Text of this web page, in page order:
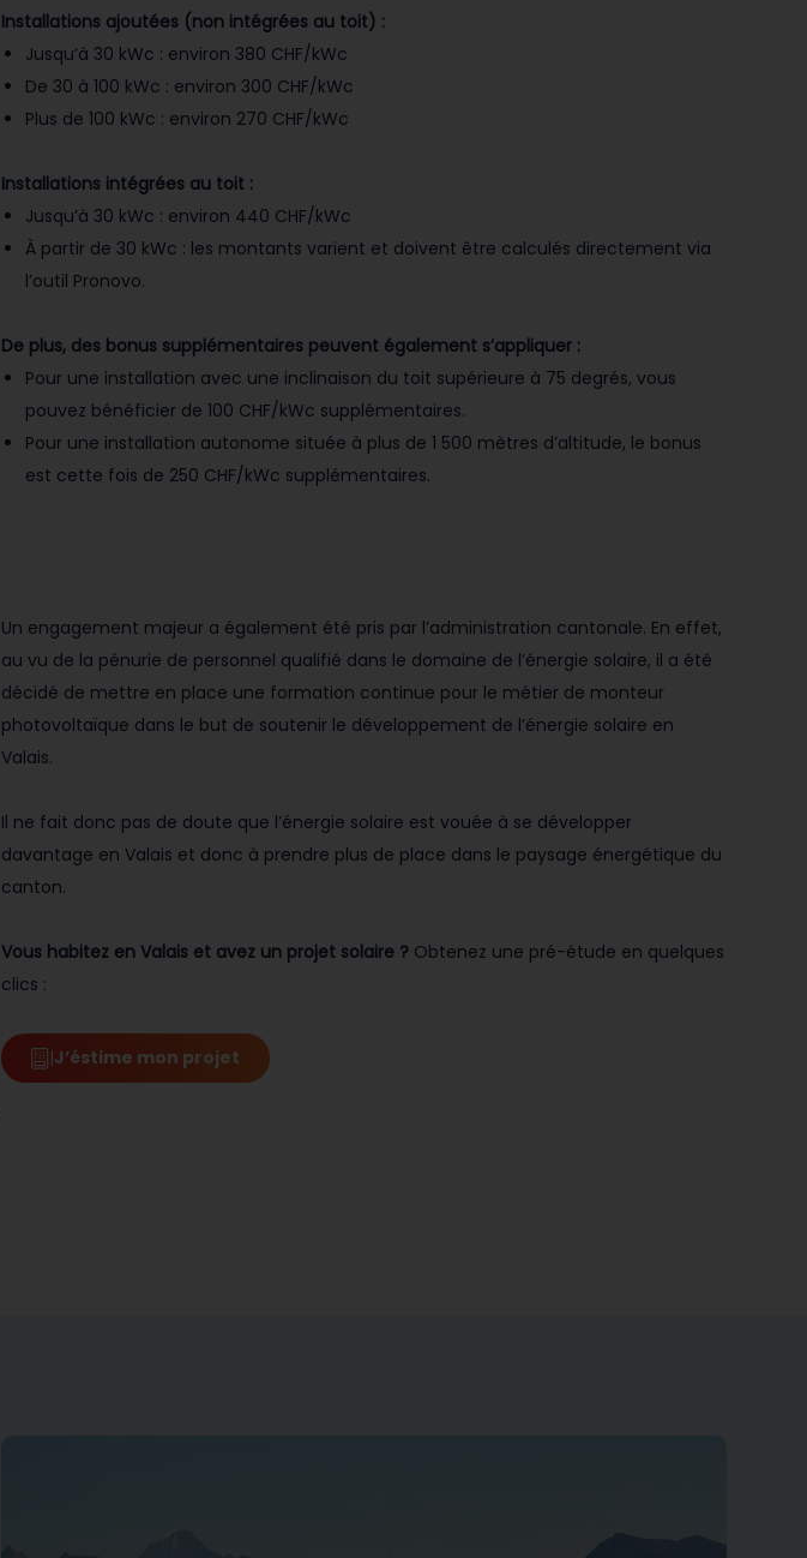
Installations ajoutées (non intégrées au toit) :
Jusqu’à 30 kWc : environ 380 CHF/kWc
De 30 à 100 kWc : environ 300 CHF/kWc
Plus de 100 kWc : environ 270 CHF/kWc
Installations intégrées au toit :
Jusqu’à 30 kWc : environ 440 CHF/kWc
À partir de 30 kWc : les montants varient et doivent être calculés directement via
l’outil Pronovo.
De plus, des bonus supplémentaires peuvent également s’appliquer :
Pour une installation avec une inclinaison du toit supérieure à 75 degrés, vous
pouvez bénéficier de 100 CHF/kWc supplémentaires.
Pour une installation autonome située à plus de 1 500 mètres d’altitude, le bonus
est cette fois de 250 CHF/kWc supplémentaires.
Un engagement majeur a également été pris par l’administration cantonale. En effet,
au vu de la pénurie de personnel qualifié dans le domaine de l’énergie solaire, il a été
décidé de mettre en place une formation continue pour le métier de monteur
photovoltaïque dans le but de soutenir le développement de l’énergie solaire en
Valais.
Il ne fait donc pas de doute que l’énergie solaire est vouée à se développer
davantage en Valais et donc à prendre plus de place dans le paysage énergétique du
canton.
Vous habitez en Valais et avez un projet solaire ? Obtenez une pré-étude en quelques
clics :
|J’éstime mon projet